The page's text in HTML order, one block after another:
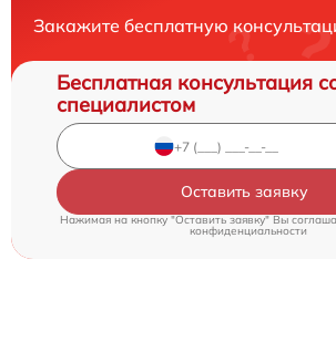
Закажите бесплатную
Бесплатная консультация
специалистом
Оставить заявку
Нажимая на кнопку "Оставить заявку" Вы
конфиденциальности